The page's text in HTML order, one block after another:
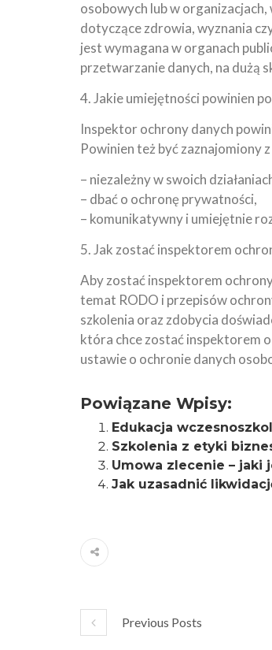
osobowych lub w
dotyczące zdrowia, wyznania
jest wymagana w organach
przetwarzanie danych, na dużą
4. Jakie umiejętności powinien
Inspektor ochrony danych
Powinien też być zaznajomiony
– niezależny w swoich
– dbać o ochronę prywatności,
– komunikatywny i umiejętnie
5. Jak zostać inspektorem
Aby zostać inspektorem
temat RODO i przepisów
szkolenia oraz zdobycia
która chce zostać inspektorem
ustawie o ochronie danych
Powiązane Wpisy:
Edukacja
Szkolenia z etyki
Umowa zlecenie – jaki
Jak uzasadnić
Previous Posts